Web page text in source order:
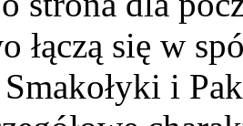
łączą się w
i